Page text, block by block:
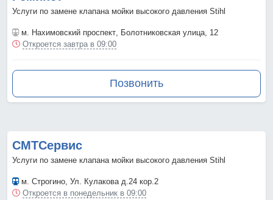
Услуги по замене клапана мойки высокого давления Stihl
м. Нахимовский проспект, Болотниковская улица, 12
Откроется завтра в 09:00
Позвонить
СМТСервис
Услуги по замене клапана мойки высокого давления Stihl
м. Строгино, Ул. Кулакова д.24 кор.2
Откроется в понедельник в 09:00